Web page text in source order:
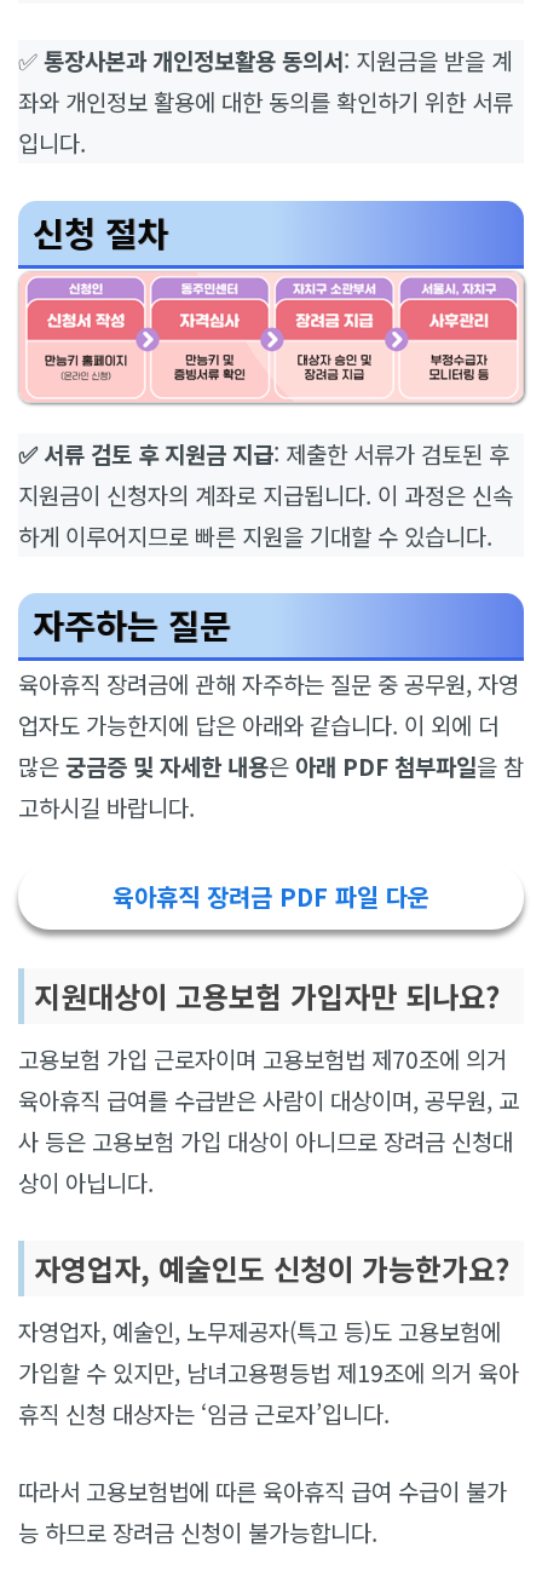
✅통장사본과 개인정보활용 동의서: 지원금을 받을 계
좌와 개인정보 활용에 대한 동의를 확인하기 위한 서류
입니다.
신청 절차
✅ 서류 검토 후 지원금 지급: 제출한 서류가 검토된 후
지원금이 신청자의 계좌로 지급됩니다. 이 과정은 신속
하게 이루어지므로 빠른 지원을 기대할 수 있습니다.
자주하는 질문
육아휴직 장려금에 관해 자주하는 질문 중 공무원, 자영
업자도 가능한지에 답은 아래와 같습니다. 이 외에 더
많은궁금증 및 자세한 내용은 아래 PDF 첨부파일을 참
고하시길 바랍니다.
육아휴직 장려금 PDF 파일 다운
지원대상이 고용보험 가입자만 되나요?
고용보험 가입 근로자이며 고용보험법 제70조에 의거
육아휴직 급여를 수급받은 사람이 대상이며, 공무원, 교
사 등은 고용보험 가입 대상이 아니므로 장려금 신청대
상이 아닙니다.
자영업자, 예술인도 신청이 가능한가요?
자영업자, 예술인, 노무제공자(특고 등)도 고용보험에
가입할 수 있지만, 남녀고용평등법 제19조에 의거 육아
휴직 신청 대상자는 ‘임금 근로자’입니다.
따라서 고용보험법에 따른 육아휴직 급여 수급이 불가
능 하므로 장려금 신청이 불가능합니다.